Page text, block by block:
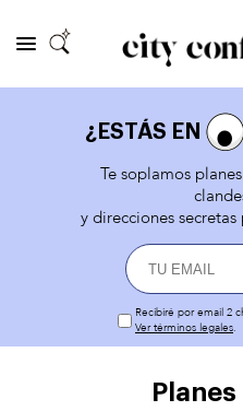
¿ESTÁS EN
Te soplamos
y direcciones
Recibiré por email 2
Ver términos legales.